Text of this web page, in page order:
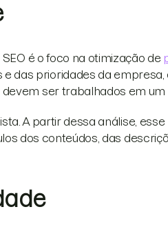
é o foco na otimização de
das prioridades da empresa,
ser trabalhados em um
A partir dessa análise,
dos conteúdos, das